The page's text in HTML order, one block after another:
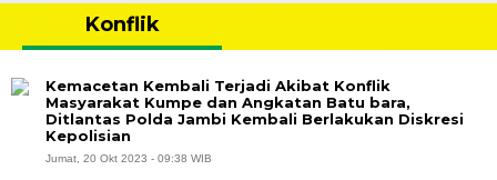
Konflik
Kemacetan Kembali Terjadi Akibat Konflik
Masyarakat Kumpe dan Angkatan Batu bara,
Ditlantas Polda Jambi Kembali Berlakukan Diskresi
Kepolisian
Jumat, 20 Okt 2023 - 09:38 WIB